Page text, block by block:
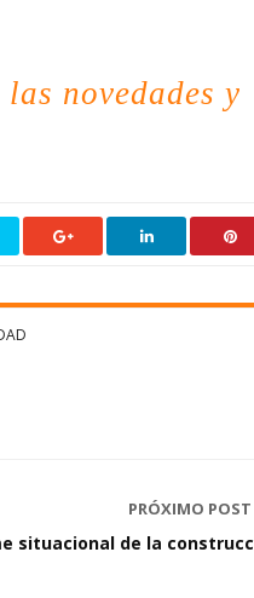
novedades y
PRÓXIMO POST
situacional de la